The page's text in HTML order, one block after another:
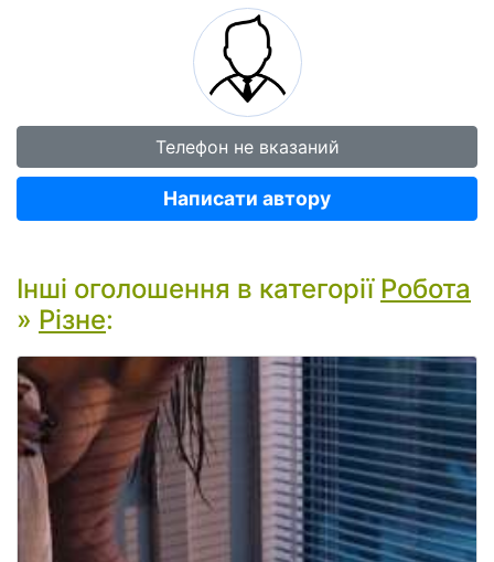
Телефон не вказаний
Написати автору
Інші оголошення в категорії Робота
» Різне: